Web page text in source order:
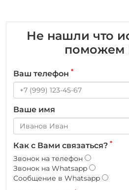
Не нашли что
поможем
Ваш телефон *
Ваше имя
Как с Вами связаться? *
Звонок на телефон
Звонок на Whatsapp
Сообщение в Whatsapp